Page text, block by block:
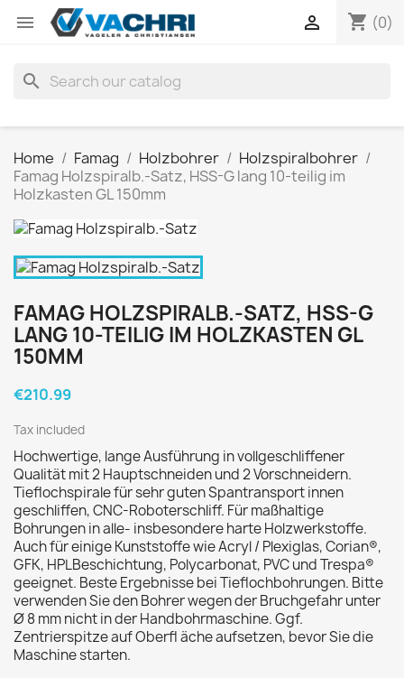
 shopping_cart (0)

search
Home Famag Holzbohrer
Holzspiralbohrer
Famag Holzspiralb.-Satz, HSS-G lang 10-teilig im
Holzkasten GL 150mm
FAMAG HOLZSPIRALB.-SATZ, HSS-G
LANG 10-TEILIG IM HOLZKASTEN GL
150MM
€210.99
Tax included
Hochwertige, lange Ausführung in vollgeschliffener
Qualität mit 2 Hauptschneiden und 2 Vorschneidern.
Tieflochspirale für sehr guten Spantransport innen
geschliffen, CNC-Roboterschliff. Für maßhaltige
Bohrungen in alle- insbesondere harte Holzwerkstoffe.
Auch für einige Kunststoffe wie Acryl / Plexiglas, Corian®,
GFK, HPLBeschichtung, Polycarbonat, PVC und Trespa®
geeignet. Beste Ergebnisse bei Tieflochbohrungen. Bitte
verwenden Sie den Bohrer wegen der Bruchgefahr unter
Ø 8 mm nicht in der Handbohrmaschine. Ggf.
Zentrierspitze auf Oberfl äche aufsetzen, bevor Sie die
Maschine starten.